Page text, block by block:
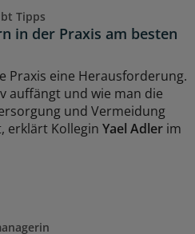
Tipps
in der Praxis am besten
Praxis eine Herausforderung.
auffängt und wie man die
und Vermeidung
erklärt Kollegin Yael Adler im